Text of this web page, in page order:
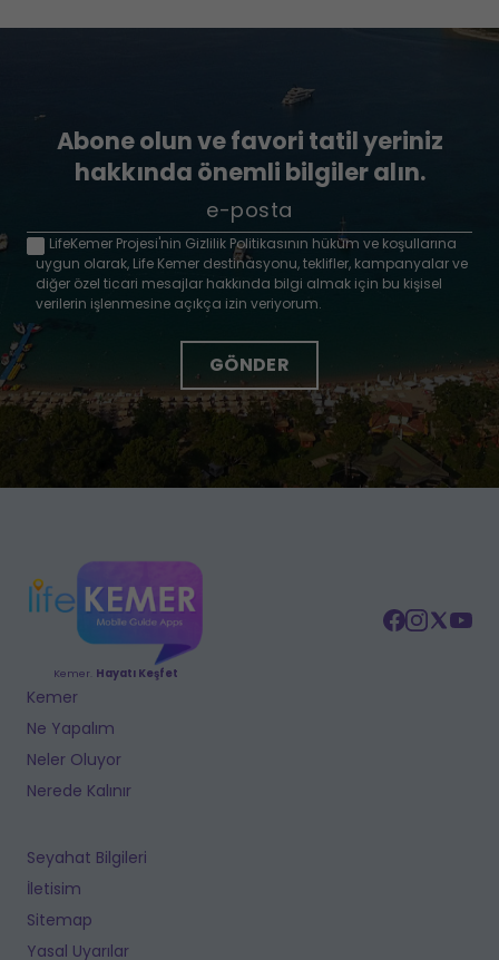
Abone olun ve favori tatil yeriniz
hakkında önemli bilgiler alın.
LifeKemer Projesi'nin Gizlilik Politikasının hüküm ve koşullarına
uygun olarak, Life Kemer destinasyonu, teklifler, kampanyalar ve
diğer özel ticari mesajlar hakkında bilgi almak için bu kişisel
verilerin işlenmesine açıkça izin veriyorum.
Kemer. Hayatı Keşfet
Kemer
Ne Yapalım
Neler Oluyor
Nerede Kalınır
Seyahat Bilgileri
İletisim
Sitemap
Yasal Uyarılar